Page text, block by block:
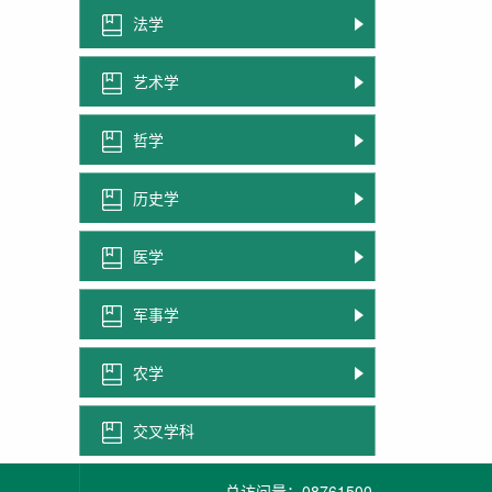
法学
艺术学
哲学
历史学
医学
军事学
农学
交叉学科